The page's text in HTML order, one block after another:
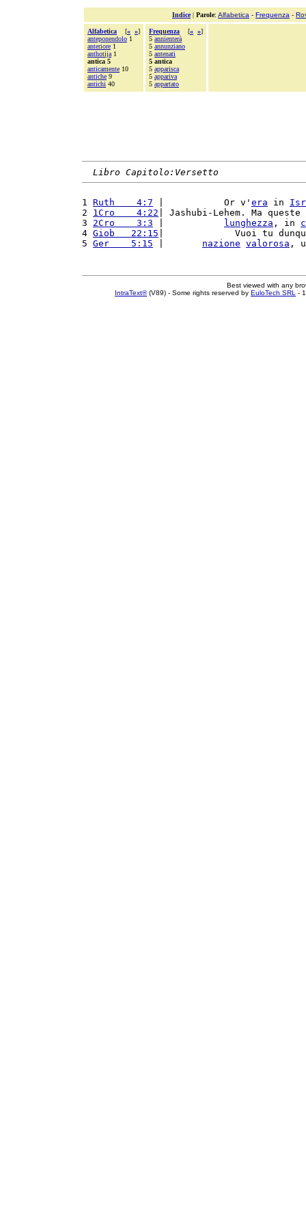
Indice| Parole: Alfabetica - Frequenza -
Alfabetica [« »]
anteponendolo 1
anteriore 1
anthotija 1
antica 5
anticamente 10
antiche 9
antichi 40
Frequenza [« »]
5 annienterà
5 annunziano
5 antenati
5 antica
5 apparisca
5 appariva
5 appartato
Libro Capitolo:Versetto
1 Ruth    4:7 |           Or v' era in
2 1Cro    4:22 | Jashubi-Lehem. Ma
3 2Cro    3:3 lunghezza , in
4 Giob   22:15 |             Vuoi tu
5 Ger    5:15 nazione valorosa ,
Best viewed with any
IntraText®(V89) - Some rights reserved by EuloTech SRL -